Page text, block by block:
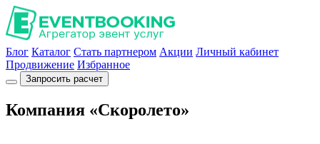
Блог Каталог Стать партнером Акции Личный кабинет
Продвижение Избранное
Запросить расчет
Компания «Скоролето»